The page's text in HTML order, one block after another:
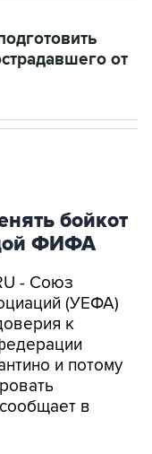
от
бойкот
ФИФА
- Союз
(УЕФА)
к
и потому
в